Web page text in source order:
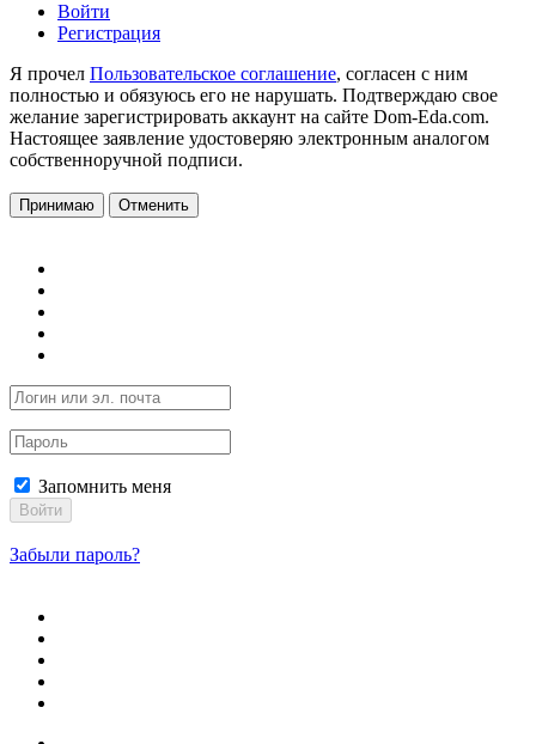
Войти
Регистрация
Я прочел Пользовательское соглашение, согласен с ним
полностью и обязуюсь его не нарушать. Подтверждаю свое
желание зарегистрировать аккаунт на сайте Dom-Eda.com.
Настоящее заявление удостоверяю электронным аналогом
собственноручной подписи.
Принимаю Отменить
Запомнить меня
Войти
Забыли пароль?